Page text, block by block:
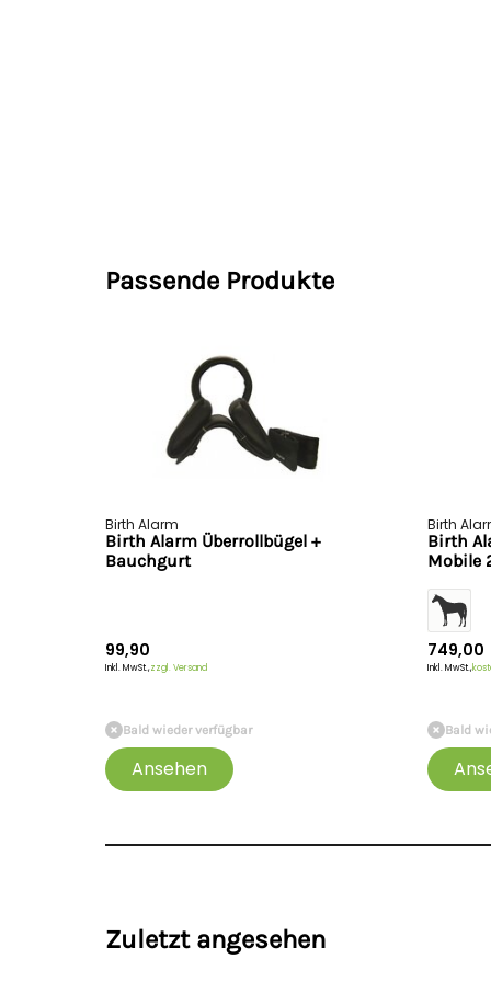
Passende Produkte
Birth Alarm
Birth Alarm Überrollbügel +
Bauchgurt
99,90
Inkl. MwSt.,zzgl. Versand
Bald wieder verfügbar
Ansehen
Birth
Birth
Mobile
749,00
Inkl. MwSt.,
Bald
Zuletzt angesehen